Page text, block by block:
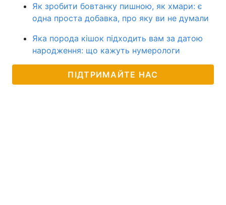
Як зробити бовтанку пишною, як хмари: є
одна проста добавка, про яку ви не думали
Яка порода кішок підходить вам за датою
народження: що кажуть нумерологи
ПІДТРИМАЙТЕ НАС